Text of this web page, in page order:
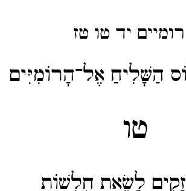
רומיים יד טו טז
הַשָּׁלִיחַ אֶל־הָרוֹמִיִּים
טו
לָשֵׂאת חֻלְשׁוֹת